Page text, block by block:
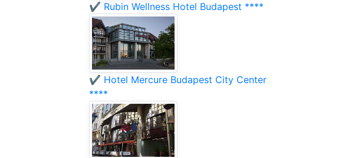
✔️ Rubin Wellness Hotel Budapest ****
✔️ Hotel Mercure Budapest City Center
****